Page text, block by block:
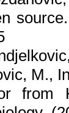
M.,
from